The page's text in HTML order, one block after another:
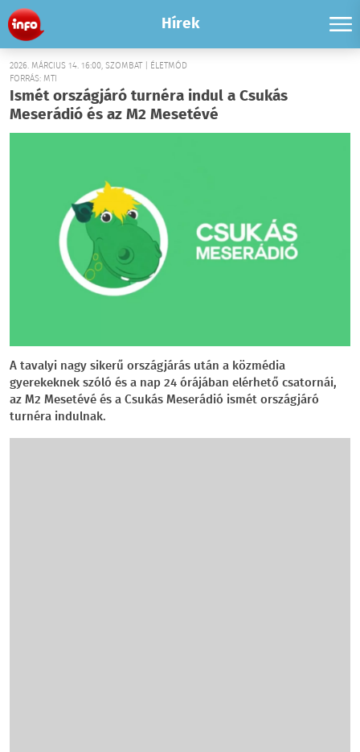
Hírek
2026. MÁRCIUS 14. 16:00, SZOMBAT | ÉLETMÓD
FORRÁS: MTI
Ismét országjáró turnéra indul a Csukás
Meserádió és az M2 Mesetévé
A tavalyi nagy sikerű országjárás után a közmédia
gyerekeknek szóló és a nap 24 órájában elérhető csatornái,
az M2 Mesetévé és a Csukás Meserádió ismét országjáró
turnéra indulnak.